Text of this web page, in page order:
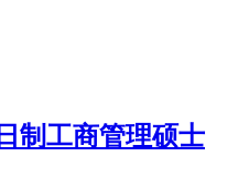
制工商管理硕士